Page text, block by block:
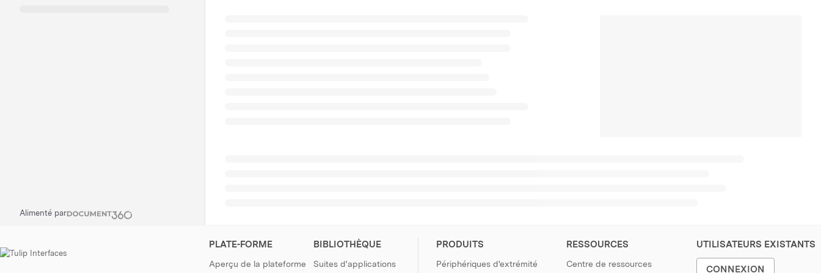
Alimenté par
PLATE-FORME
Aperçu de la plateforme
BIBLIOTHÈQUE
Suites d'applications
PRODUITS
Périphériques d'extrémité
RESSOURCES
Centre de ressources
UTILISATEURS EXISTANTS
CONNEXION